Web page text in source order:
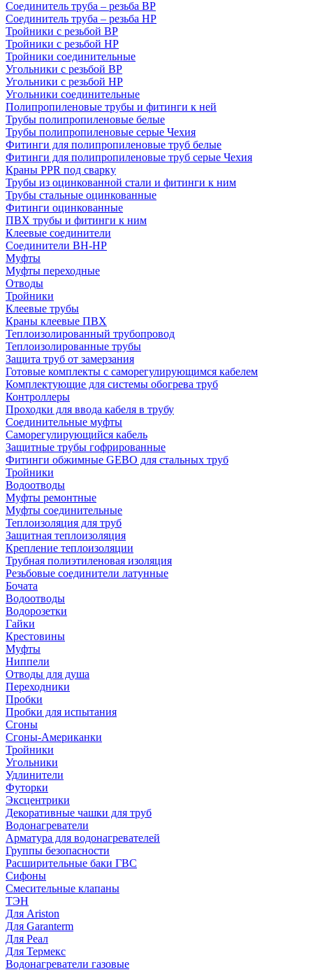
Соединитель труба – резьба ВР
Соединитель труба – резьба НР
Тройники с резьбой ВР
Тройники с резьбой НР
Тройники соединительные
Угольники с резьбой ВР
Угольники с резьбой НР
Угольники соединительные
Полипропиленовые трубы и фитинги к ней
Трубы полипропиленовые белые
Трубы полипропиленовые серые Чехия
Фитинги для полипропиленовые труб белые
Фитинги для полипропиленовые труб серые Чехия
Краны PPR под сварку
Трубы из оцинкованной стали и фитинги к ним
Трубы стальные оцинкованные
Фитинги оцинкованные
ПВХ трубы и фитинги к ним
Клеевые соединители
Соединители ВН-НР
Муфты
Муфты переходные
Отводы
Тройники
Клеевые трубы
Краны клеевые ПВХ
Теплоизолированный трубопровод
Теплоизолированные трубы
Защита труб от замерзания
Готовые комплекты с саморегулирующимся кабелем
Комплектующие для системы обогрева труб
Контроллеры
Проходки для ввода кабеля в трубу
Соединительные муфты
Саморегулирующийся кабель
Защитные трубы гофрированные
Фитинги обжимные GEBO для стальных труб
Тройники
Водоотводы
Муфты ремонтные
Муфты соединительные
Теплоизоляция для труб
Защитная теплоизоляция
Крепление теплоизоляции
Трубная полиэтиленовая изоляция
Резьбовые соединители латунные
Бочата
Водоотводы
Водорозетки
Гайки
Крестовины
Муфты
Ниппели
Отводы для душа
Переходники
Пробки
Пробки для испытания
Сгоны
Сгоны-Американки
Тройники
Угольники
Удлинители
Футорки
Эксцентрики
Декоративные чашки для труб
Водонагреватели
Арматура для водонагревателей
Группы безопасности
Расширительные баки ГВС
Сифоны
Смесительные клапаны
ТЭН
Для Ariston
Для Garanterm
Для Реал
Для Термекс
Водонагреватели газовые